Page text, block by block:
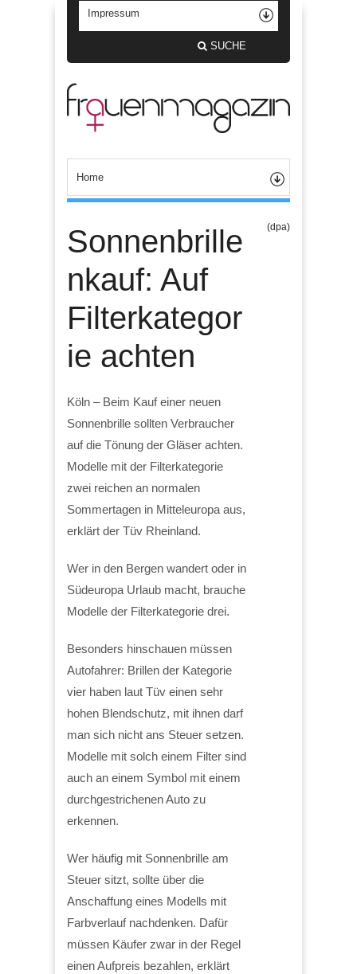
SUCHE
Sonnenbrille
nkauf: Auf
Filterkategor
ie achten
(dpa)
Köln – Beim Kauf einer neuen
Sonnenbrille sollten Verbraucher
auf die Tönung der Gläser achten.
Modelle mit der Filterkategorie
zwei reichen an normalen
Sommertagen in Mitteleuropa aus,
erklärt der Tüv Rheinland.
Wer in den Bergen wandert oder in
Südeuropa Urlaub macht, brauche
Modelle der Filterkategorie drei.
Besonders hinschauen müssen
Autofahrer: Brillen der Kategorie
vier haben laut Tüv einen sehr
hohen Blendschutz, mit ihnen darf
man sich nicht ans Steuer setzen.
Modelle mit solch einem Filter sind
auch an einem Symbol mit einem
durchgestrichenen Auto zu
erkennen.
Wer häufig mit Sonnenbrille am
Steuer sitzt, sollte über die
Anschaffung eines Modells mit
Farbverlauf nachdenken. Dafür
müssen Käufer zwar in der Regel
einen Aufpreis bezahlen, erklärt